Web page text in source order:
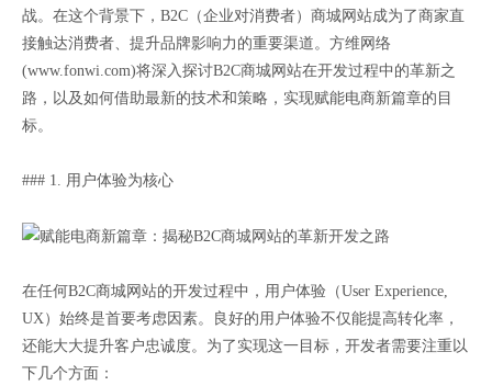
战。在这个背景下，B2C（企业对消费者）商城网站成为了商家直
接触达消费者、提升品牌影响力的重要渠道。方维网络
(www.fonwi.com)将深入探讨B2C商城网站在开发过程中的革新之
路，以及如何借助最新的技术和策略，实现赋能电商新篇章的目
标。
### 1. 用户体验为核心
在任何B2C商城网站的开发过程中，用户体验（User Experience,
UX）始终是首要考虑因素。良好的用户体验不仅能提高转化率，
还能大大提升客户忠诚度。为了实现这一目标，开发者需要注重以
下几个方面：